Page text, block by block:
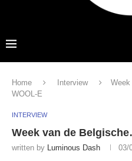
Home Interview
WOOL-E
INTERVIEW
Week van de
written by Luminous Dash 03/